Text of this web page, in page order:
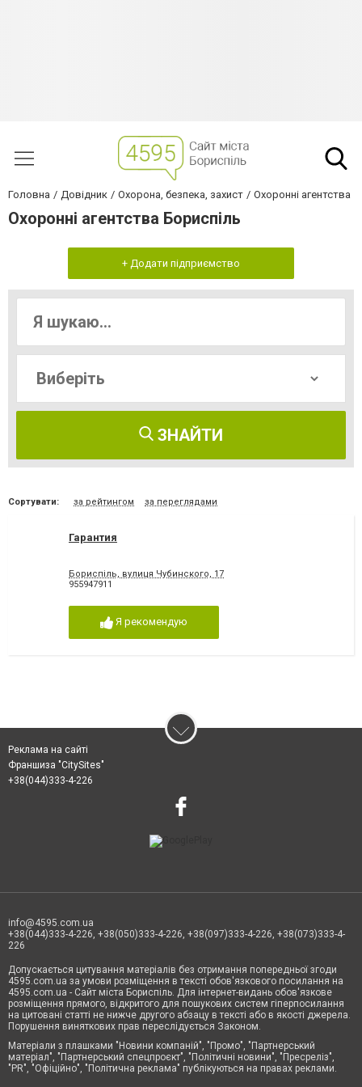
Головна Довідник Охорона, безпека, захист Охоронні агентства
Охоронні агентства Бориспіль
+ Додати підприємство
ЗНАЙТИ
Сортувати: за рейтингом за переглядами
Гарантия
Бориспіль, вулиця Чубинского, 17
955947911
Я рекомендую
Реклама на сайті
Франшиза "CitySites"
+38(044)333-4-226
info@4595.com.ua
+38(044)333-4-226, +38(050)333-4-226, +38(097)333-4-226, +38(073)333-4-
226
Допускається цитування матеріалів без отримання попередньої згоди
4595.com.ua за умови розміщення в тексті обов'язкового посилання на
4595.com.ua - Сайт міста Бориспіль. Для інтернет-видань обов'язкове
розміщення прямого, відкритого для пошукових систем гіперпосилання
на цитовані статті не нижче другого абзацу в тексті або в якості джерела.
Порушення виняткових прав переслідується Законом.
Матеріали з плашками "Новини компаній", "Промо", "Партнерський
матеріал", "Партнерський спецпроєкт", "Політичні новини", "Пресреліз",
"PR", "Офіційно", "Політична реклама" публікуються на правах реклами.